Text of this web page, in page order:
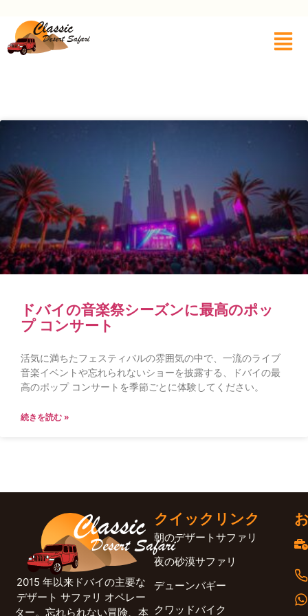
ドバイの音楽祭シーズンに最高のポッ
プ コンサート
活気に満ちたフェスティバルの雰囲気の中で、一流のライブ
音楽イベントや忘れられないショーを披露する、ドバイの最
高のポップ コンサートを季節ごとに体験してください。
続きを読む »
2015 年以来ドバイの主要な
デザート サファリ オペレー
ター。忘れられない冒険、本
クイックリンク
朝のデザートサファリ
夜の砂漠サファリ
デューンバギー
クワッドバイク